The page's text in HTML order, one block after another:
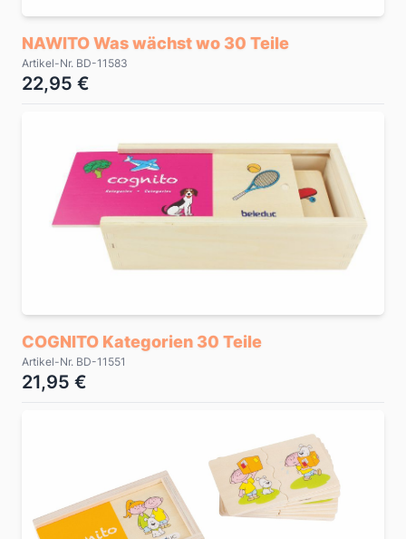
NAWITO Was wächst wo 30 Teile
Artikel-Nr. BD-11583
22,95 €
COGNITO Kategorien 30 Teile
Artikel-Nr. BD-11551
21,95 €